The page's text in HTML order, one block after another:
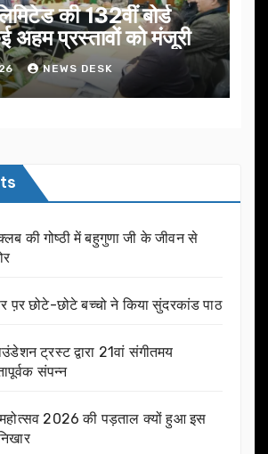
की 132वीं बोर्ड
प्रस्तावों को मंजूरी
NEWS DESK
की गोष्ठी में बहुगुणा जी के जीवन से
प़र छोटे-छोटे बच्चो ने किया सुंदरकांड पाठ
ट्रस्ट द्वारा 21वां संगीतमय
संपन्न
महोत्सव 2026 की पड़ताल क्यों हुआ इस